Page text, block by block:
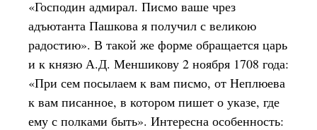
«Господин адмирал. Писмо ваше чрез
адъютанта Пашкова я получил с великою
радостию». В такой же форме обращается царь
и к князю А.Д. Меншикову 2 ноября 1708 года:
«При сем посылаем к вам писмо, от Неплюева
к вам писанное, в котором пишет о указе, где
ему с полками быть». Интересна особенность: